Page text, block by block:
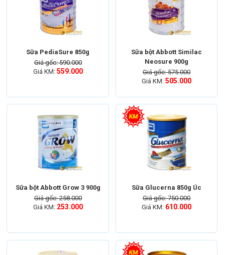
Sữa PediaSure 850g
Giá gốc: 590.000
Giá KM: 559.000
Sữa bột Abbott Similac
Neosure 900g
Giá gốc: 575.000
Giá KM:505.000
Sữa bột Abbott Grow 3 900g
Giá gốc: 258.000
Giá KM: 253.000
Sữa Glucerna 850g Úc
Giá gốc: 750.000
Giá KM: 610.000